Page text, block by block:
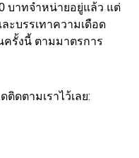
บาทจำหน่ายอยู่แล้ว แต่
ะบรรเทาความเดือด
รั้งนี้ ตามมาตรการ
ดตามเราไว้เลย: